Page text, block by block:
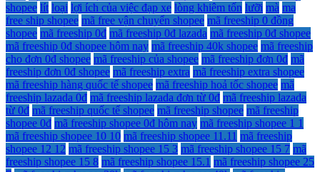
shopee lít loại lợi ích của việc đạp xe lòng khiêm tốn lưỡi mà ma
free ship shopee mã free vận chuyển shopee mã freeship 0 đồng
shopee mã freeship 0đ mã freeship 0đ lazada mã freeship 0đ shopee
mã freeship 0đ shopee hôm nay mã freeship 40k shopee mã freeship
cho đơn 0đ shopee mã freeship của shopee mã freeship đơn 0đ mã
freeship đơn 0đ shopee mã freeship extra mã freeship extra shopee
mã freeship hàng quốc tế shopee mã freeship hoả tốc shopee mã
freeship lazada 0đ mã freeship lazada đơn từ 0đ mã freeship lazada
từ 0đ mã freeship quốc tế shopee mã freeship shopee mã freeship
shopee 0đ mã freeship shopee 0đ hôm nay mã freeship shopee 1 1
mã freeship shopee 10 10 mã freeship shopee 11.11 mã freeship
shopee 12 12 mã freeship shopee 15 3 mã freeship shopee 15 7 mã
freeship shopee 15 8 mã freeship shopee 15.1 mã freeship shopee 25